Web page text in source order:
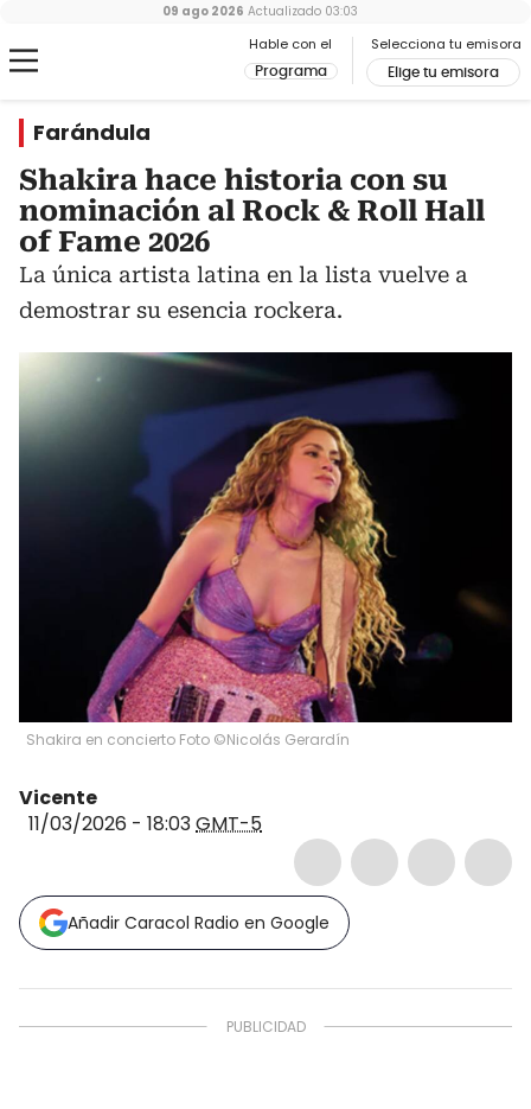
Hable con el
Programa
Selecciona tu emisora
Elige tu emisora
09 ago 2026 Actualizado 03:03
Farándula
Shakira hace historia con su
nominación al Rock & Roll Hall
of Fame 2026
La única artista latina en la lista vuelve a
demostrar su esencia rockera.
Shakira en concierto Foto ©Nicolás Gerardín
Vicente
11/03/2026 - 18:03GMT-5
Añadir Caracol Radio en Google